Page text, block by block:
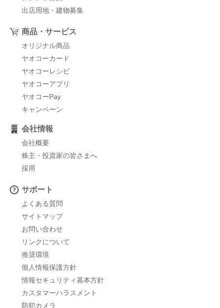
出店用地・建物募集
商品・サービス
オリジナル商品
ヤオコーカード
ヤオコーレシピ
ヤオコーアプリ
ヤオコーPay
キャンペーン
会社情報
会社概要
株主・投資家の皆さまへ
採用
サポート
よくある質問
サイトマップ
お問い合わせ
リンクについて
推奨環境
個人情報保護方針
情報セキュリティ基本方針
カスタマーハラスメント
防犯カメラ